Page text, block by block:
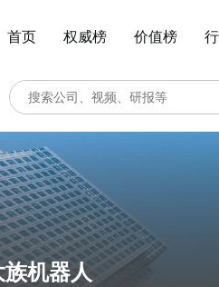
首页 权威榜 价值榜
族机器人